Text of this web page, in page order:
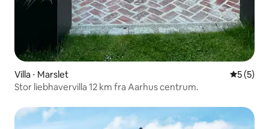
Villa ⋅ Marslet
5 (5)
Stor liebhavervilla 12 km fra Aarhus centrum.